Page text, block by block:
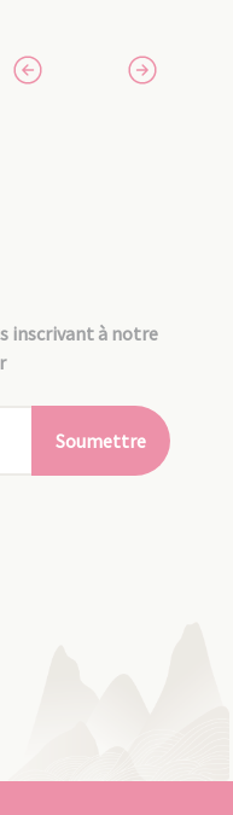
inscrivant à notre
Soumettre